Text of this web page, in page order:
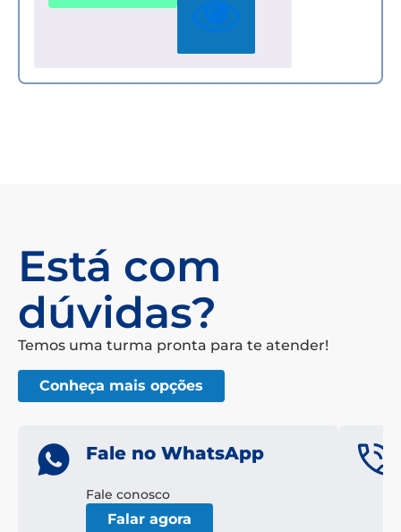
Está com
dúvidas?
Temos uma turma pronta para te atender!
Conheça mais opções
Fale no WhatsApp
Fale conosco
Falar agora